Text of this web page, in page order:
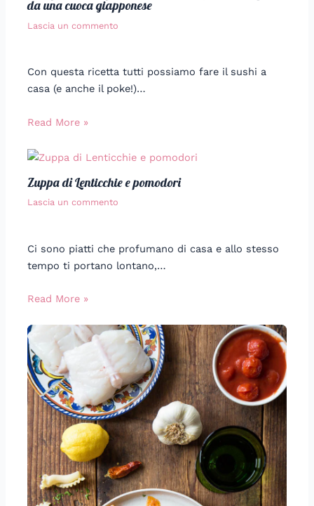
da una cuoca giapponese
Lascia un commento
Con questa ricetta tutti possiamo fare il sushi a
casa (e anche il poke!)…
Read More »
Zuppa di Lenticchie e pomodori
Lascia un commento
Ci sono piatti che profumano di casa e allo stesso
tempo ti portano lontano,…
Read More »